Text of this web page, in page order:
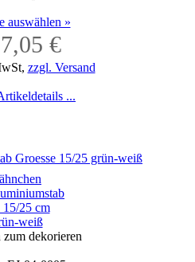
auswählen »
€
zzgl. Versand
...
15/25 cm
weiß
zum dekorieren